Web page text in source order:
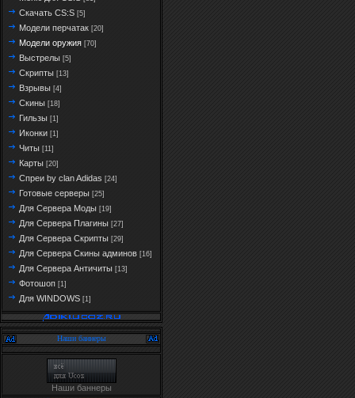
Скачать CS:S [5]
Модели перчатак [20]
Модели оружия [70]
Выстрелы [5]
Скрипты [13]
Взрывы [4]
Скины [18]
Гильзы [1]
Иконки [1]
Читы [11]
Карты [20]
Спреи by clan Adidas [24]
Готовые серверы [25]
Для Сервера Моды [19]
Для Сервера Плагины [27]
Для Сервера Скрипты [29]
Для Сервера Скины админов [16]
Для Сервера Античиты [13]
Фотошоп [1]
Для WINDOWS [1]
Наши баннеры
Наши баннеры